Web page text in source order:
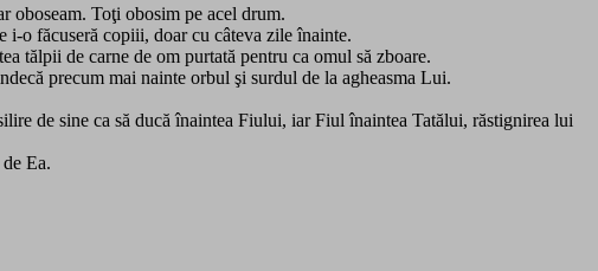
oboseam. Toţi obosim pe acel drum.
i-o făcuseră copiii, doar cu câteva zile înainte.
tălpii de carne de om purtată pentru ca omul să zboare.
precum mai nainte orbul şi surdul de la agheasma Lui.
de sine ca să ducă înaintea Fiului, iar Fiul înaintea Tatălui, răstignirea lui
Ea.